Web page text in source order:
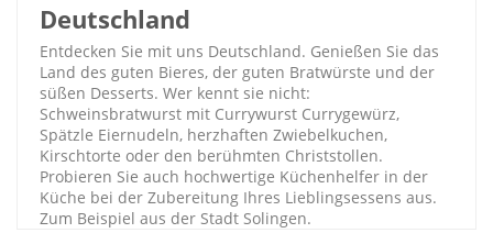
Deutschland
Entdecken Sie mit uns Deutschland. Genießen Sie das
Land des guten Bieres, der guten Bratwürste und der
süßen Desserts. Wer kennt sie nicht:
Schweinsbratwurst mit Currywurst Currygewürz,
Spätzle Eiernudeln, herzhaften Zwiebelkuchen,
Kirschtorte oder den berühmten Christstollen.
Probieren Sie auch hochwertige Küchenhelfer in der
Küche bei der Zubereitung Ihres Lieblingsessens aus.
Zum Beispiel aus der Stadt Solingen.